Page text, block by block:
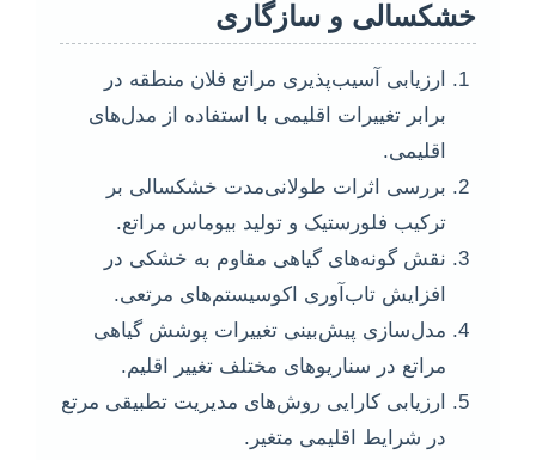
خشکسالی و سازگاری
ارزیابی آسیب‌پذیری مراتع فلان منطقه در
برابر تغییرات اقلیمی با استفاده از مدل‌های
اقلیمی.
بررسی اثرات طولانی‌مدت خشکسالی بر
ترکیب فلورستیک و تولید بیوماس مراتع.
نقش گونه‌های گیاهی مقاوم به خشکی در
افزایش تاب‌آوری اکوسیستم‌های مرتعی.
مدل‌سازی پیش‌بینی تغییرات پوشش گیاهی
مراتع در سناریوهای مختلف تغییر اقلیم.
ارزیابی کارایی روش‌های مدیریت تطبیقی مرتع
در شرایط اقلیمی متغیر.